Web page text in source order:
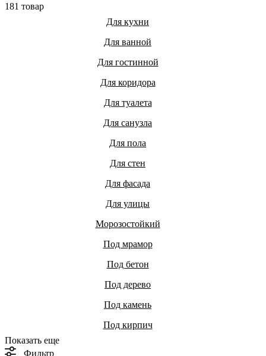
181 товар
Для кухни
Для ванной
Для гостинной
Для коридора
Для туалета
Для санузла
Для пола
Для стен
Для фасада
Для улицы
Морозостойкий
Под мрамор
Под бетон
Под дерево
Под камень
Под кирпич
Показать еще
Фильтр